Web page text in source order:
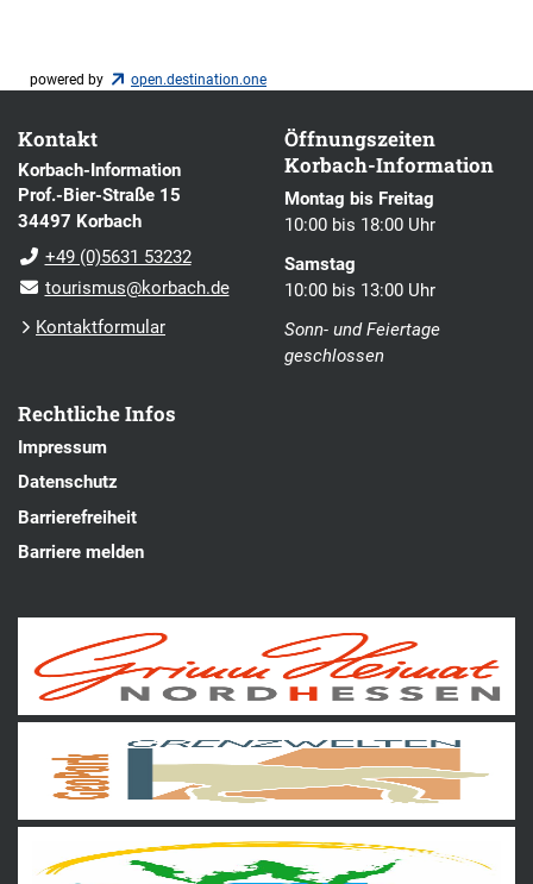
powered by open.destination.one
Kontakt
Korbach-Information
Prof.-Bier-Straße 15
34497 Korbach
+49 (0)5631 53232
tourismus@korbach.de
Kontaktformular
Öffnungszeiten
Korbach-Information
Montag bis Freitag
10:00 bis 18:00 Uhr
Samstag
10:00 bis 13:00 Uhr
Sonn- und Feiertage
geschlossen
Rechtliche Infos
Impressum
Datenschutz
Barrierefreiheit
Barriere melden